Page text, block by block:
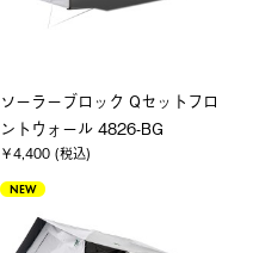
ソーラーブロック Qセットフロ
ントウォール 4826-BG
￥4,400 (税込)
NEW